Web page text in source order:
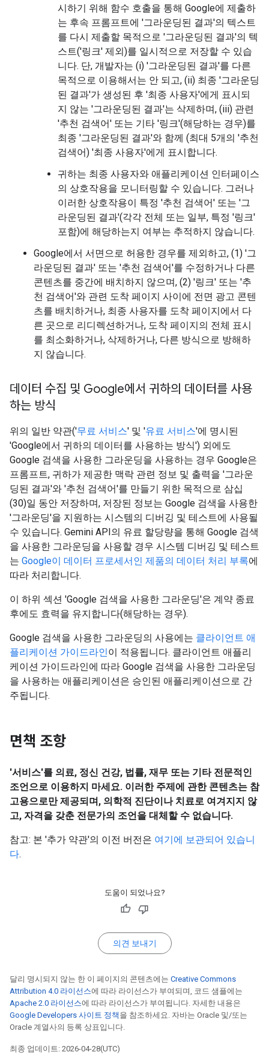
시하기 위해 함수 호출을 통해 Google에 제출하
는 후속 프롬프트에 '그라운딩된 결과'의 텍스트
를 다시 제출할 목적으로 '그라운딩된 결과'의 텍
스트('링크' 제외)를 일시적으로 저장할 수 있습
니다. 단, 개발자는 (i) '그라운딩된 결과'를 다른
목적으로 이용해서는 안 되고, (ii) 최종 '그라운딩
된 결과'가 생성된 후 '최종 사용자'에게 표시되
지 않는 '그라운딩된 결과'는 삭제하며, (iii) 관련
'추천 검색어' 또는 기타 '링크'(해당하는 경우)를
최종 '그라운딩된 결과'와 함께 (최대 5개의 '추천
검색어) '최종 사용자'에게 표시합니다.
귀하는 최종 사용자와 애플리케이션 인터페이스
의 상호작용을 모니터링할 수 있습니다. 그러나
이러한 상호작용이 특정 '추천 검색어' 또는 '그
라운딩된 결과'(각각 전체 또는 일부, 특정 '링크'
포함)에 해당하는지 여부는 추적하지 않습니다.
Google에서 서면으로 허용한 경우를 제외하고, (1) '그
라운딩된 결과' 또는 '추천 검색어'를 수정하거나 다른
콘텐츠를 중간에 배치하지 않으며, (2) '링크' 또는 '추
천 검색어'와 관련 도착 페이지 사이에 전면 광고 콘텐
츠를 배치하거나, 최종 사용자를 도착 페이지에서 다
른 곳으로 리디렉션하거나, 도착 페이지의 전체 표시
를 최소화하거나, 삭제하거나, 다른 방식으로 방해하
지 않습니다.
데이터 수집 및 Google에서 귀하의 데이터를 사용
하는 방식
위의 일반 약관('무료 서비스' 및 '유료 서비스'에 명시된
'Google에서 귀하의 데이터를 사용하는 방식') 외에도
Google 검색을 사용한 그라운딩을 사용하는 경우 Google은
프롬프트, 귀하가 제공한 맥락 관련 정보 및 출력을 '그라운
딩된 결과'와 '추천 검색어'를 만들기 위한 목적으로 삼십
(30)일 동안 저장하며, 저장된 정보는 Google 검색을 사용한
'그라운딩'을 지원하는 시스템의 디버깅 및 테스트에 사용될
수 있습니다. Gemini API의 유료 할당량을 통해 Google 검색
을 사용한 그라운딩을 사용할 경우 시스템 디버깅 및 테스트
는 Google이 데이터 프로세서인 제품의 데이터 처리 부록에
따라 처리합니다.
이 하위 섹션 'Google 검색을 사용한 그라운딩'은 계약 종료
후에도 효력을 유지합니다(해당하는 경우).
Google 검색을 사용한 그라운딩의 사용에는 클라이언트 애
플리케이션 가이드라인이 적용됩니다. 클라이언트 애플리
케이션 가이드라인에 따라 Google 검색을 사용한 그라운딩
을 사용하는 애플리케이션은 승인된 애플리케이션으로 간
주됩니다.
면책 조항
'서비스'를 의료, 정신 건강, 법률, 재무 또는 기타 전문적인
조언으로 이용하지 마세요. 이러한 주제에 관한 콘텐츠는 참
고용으로만 제공되며, 의학적 진단이나 치료로 여겨지지 않
고, 자격을 갖춘 전문가의 조언을 대체할 수 없습니다.
참고: 본 '추가 약관'의 이전 버전은 여기에 보관되어 있습니
다.
도움이 되었나요?
의견 보내기
달리 명시되지 않는 한 이 페이지의 콘텐츠에는 Creative Commons
Attribution 4.0 라이선스에 따라 라이선스가 부여되며, 코드 샘플에는
Apache 2.0 라이선스에 따라 라이선스가 부여됩니다. 자세한 내용은
Google Developers 사이트 정책 을 참조하세요. 자바는 Oracle 및/또는
Oracle 계열사의 등록 상표입니다.
최종 업데이트: 2026-04-28(UTC)